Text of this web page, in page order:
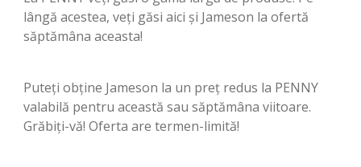
lângă acestea, veți găsi aici și Jameson la ofertă
săptămâna aceasta!
Puteți obține Jameson la un preț redus la PENNY
valabilă pentru această sau săptămâna viitoare.
Grăbiți-vă! Oferta are termen-limită!